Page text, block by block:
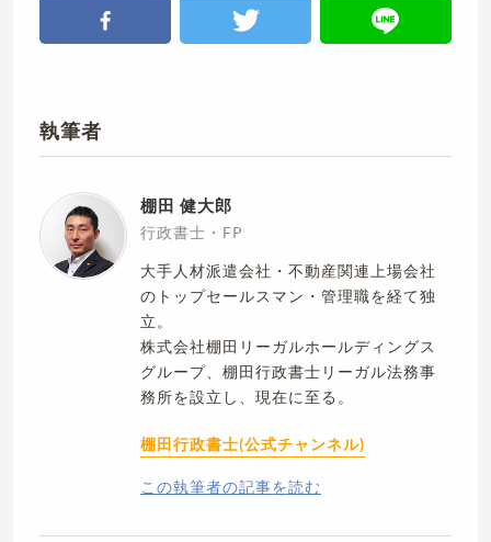
執筆者
棚田 健大郎
行政書士・FP
大手人材派遣会社・不動産関連上場会社
のトップセールスマン・管理職を経て独
立。
株式会社棚田リーガルホールディングス
グループ、棚田行政書士リーガル法務事
務所を設立し、現在に至る。
棚田行政書士(公式チャンネル)
この執筆者の記事を読む